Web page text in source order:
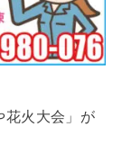
花火大会」が